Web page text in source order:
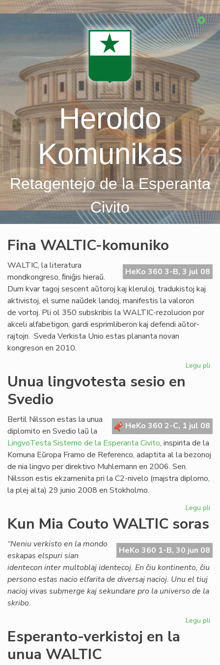
Skip
Heroldo
Komunikas
Retagentejo de la Esperanta
Civito
Fina WALTIC-komuniko
HeKo 360 3-B, 3 jul 08
WALTIC, la literatura
mondkongreso, ﬁniĝis hieraŭ.
Dum kvar tagoj sescent aŭtoroj kaj kleruloj, tradukistoj kaj
aktivistoj, el sume naŭdek landoj, manifestis la valoron
de vortoj. Pli ol 350 subskribis la WALTIC-rezolucion por
akceli alfabetigon, gardi esprimliberon kaj defendi aŭtor-
rajtojn. Sveda Verkista Unio estas plananta novan
kongreson en 2010.
Legu pli
Unua lingvotesta sesio en
Svedio
HeKo 360 2-C, 1 jul 08
Bertil Nilsson estas la unua
diplomito en Svedio laŭ la
LingvoTesta Sistemo de la Esperanta Civito, inspirita de la
Komuna Eŭropa Framo de Referenco, adaptita al la bezonoj
de nia lingvo per direktivo Muhlemann en 2006. Sen.
Nilsson estis ekzamenita pri la C2-nivelo (majstra diplomo,
la plej alta) 29 junio 2008 en Stokholmo.
Legu pli
Kun Mia Couto WALTIC soras
HeKo 360 1-B, 30 jun 08
“Neniu verkisto en la mondo
eskapas elspuri sian
identecon inter multoblaj identecoj. En ĉiu kontinento, ĉiu
persono estas nacio elfarita de diversaj nacioj. Unu el tiuj
nacioj vivas submerge kaj sekundare pro la universo de la
skribo.
Legu pli
Esperanto-verkistoj en la
unua WALTIC